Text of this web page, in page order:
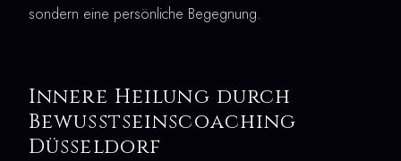
sondern eine persönliche Begegnung.
Innere Heilung durch
Bewusstseinscoaching
Düsseldorf